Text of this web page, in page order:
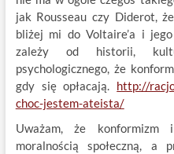
jak Rousseau czy Diderot,
bliżej mi do Voltaire’a i
zależy od historii,
psychologicznego, że
gdy się opłacają. http://
choc-jestem-ateista/
Uważam, że konformizm
moralnością społeczną, a